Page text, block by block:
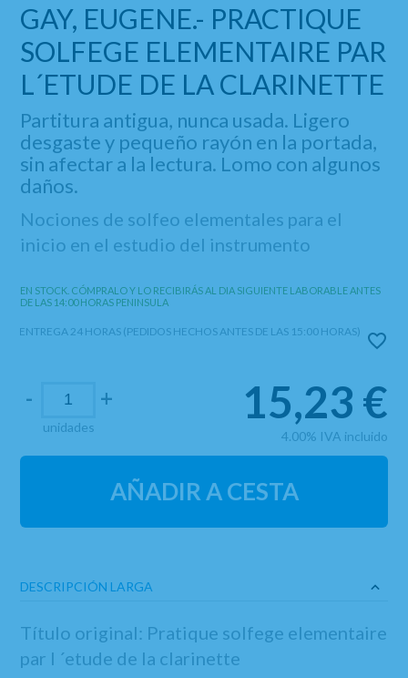
GAY, EUGENE.- PRACTIQUE
SOLFEGE ELEMENTAIRE PAR
L´ETUDE DE LA CLARINETTE
Partitura antigua, nunca usada. Ligero
desgaste y pequeño rayón en la portada,
sin afectar a la lectura. Lomo con algunos
daños.
Nociones de solfeo elementales para el
inicio en el estudio del instrumento
EN STOCK. CÓMPRALO Y LO RECIBIRÁS AL DIA SIGUIENTE LABORABLE ANTES
DE LAS 14:00 HORAS PENINSULA
ENTREGA 24 HORAS (PEDIDOS HECHOS ANTES DE LAS 15:00 HORAS)
-
unidades
+ 15,23 €
4.00% IVA incluido
AÑADIR A CESTA
DESCRIPCIÓN LARGA
Título original: Pratique solfege elementaire
par l ´etude de la clarinette